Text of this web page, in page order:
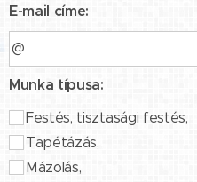
E-mail címe:
Munka típusa:
Festés, tisztasági festés,
Tapétázás,
Mázolás,